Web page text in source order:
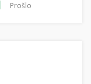
Prošlo